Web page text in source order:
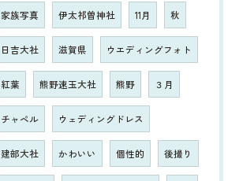
家族写真 伊太祁曽神社 11月 秋
日吉大社 滋賀県 ウエディングフォト
紅葉 熊野速玉大社 熊野 ３月
チャペル ウェディングドレス
建部大社 かわいい 個性的 後撮り